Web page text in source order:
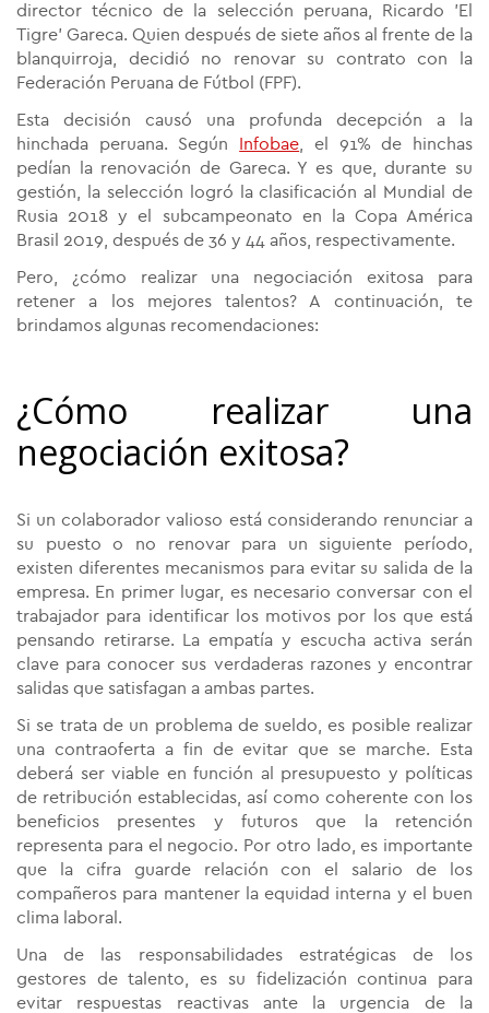
director técnico de la selección peruana, Ricardo 'El
Tigre' Gareca. Quien después de siete años al frente de la
blanquirroja, decidió no renovar su contrato con la
Federación Peruana de Fútbol (FPF).
Esta decisión causó una profunda decepción a la
hinchada peruana. Según
Infobae , el 91% de hinchas
pedían la renovación de Gareca. Y es que, durante su
gestión, la selección logró la clasificación al Mundial de
Rusia 2018 y el subcampeonato en la Copa América
Brasil 2019, después de 36 y 44 años, respectivamente.
Pero, ¿cómo realizar una negociación exitosa para
retener a los mejores talentos? A continuación, te
brindamos algunas recomendaciones:
¿Cómo realizar una
negociación exitosa?
Si un colaborador valioso está considerando renunciar a
su puesto o no renovar para un siguiente período,
existen diferentes mecanismos para evitar su salida de la
empresa. En primer lugar, es necesario conversar con el
trabajador para identificar los motivos por los que está
pensando retirarse. La empatía y escucha activa serán
clave para conocer sus verdaderas razones y encontrar
salidas que satisfagan a ambas partes.
Si se trata de un problema de sueldo, es posible realizar
una contraoferta a fin de evitar que se marche. Esta
deberá ser viable en función al presupuesto y políticas
de retribución establecidas, así como coherente con los
beneficios presentes y futuros que la retención
representa para el negocio. Por otro lado, es importante
que la cifra guarde relación con el salario de los
compañeros para mantener la equidad interna y el buen
clima laboral.
Una de las responsabilidades estratégicas de los
gestores de talento, es su fidelización continua para
evitar respuestas reactivas ante la urgencia de la